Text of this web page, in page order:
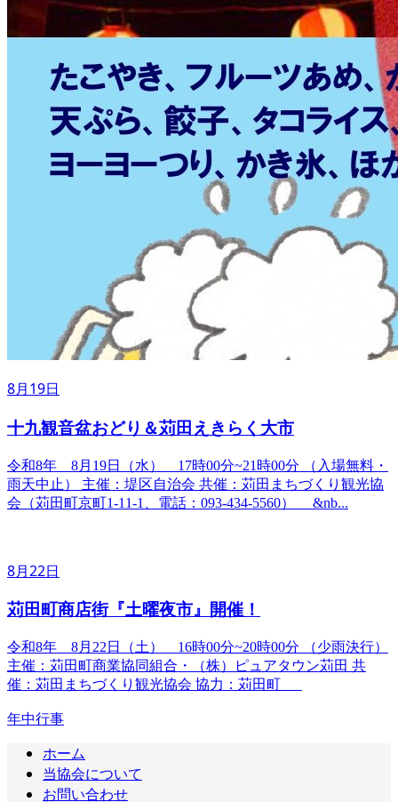
8月19日
十九観音盆おどり＆苅田えきらく大市
令和8年 8月19日（水） 17時00分~21時00分 （入場無料・
雨天中止） 主催：堤区自治会 共催：苅田まちづくり観光協
会（苅田町京町1-11-1、電話：093-434-5560） &nb...
8月22日
苅田町商店街『土曜夜市』開催！
令和8年 8月22日（土） 16時00分~20時00分 （少雨決行）
主催：苅田町商業協同組合・（株）ピュアタウン苅田 共
催：苅田まちづくり観光協会 協力：苅田町
年中行事
ホーム
当協会について
お問い合わせ